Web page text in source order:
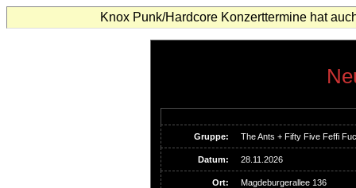
Knox Punk/Hardcore Konzerttermine hat
Gruppe: The Ants + Fifty Five Feffi
Datum: 28.11.2026
Ort:
Magdeburgerallee 136